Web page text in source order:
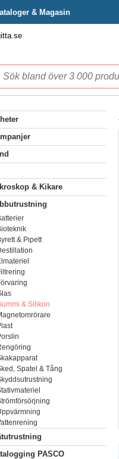
& Magasin
& Kikare
& Pipett
& Silikon
Spatel & Tång
PASCO